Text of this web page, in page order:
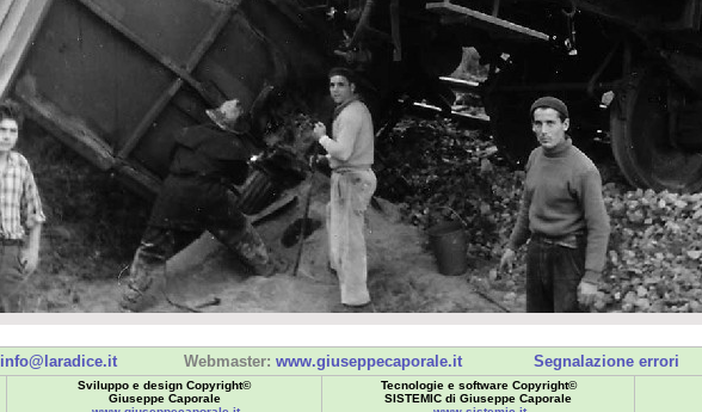
info@laradice.it Webmaster: www.giuseppecaporale.it Segnalazione errori
Sviluppo e design Copyright©
Giuseppe Caporale
Tecnologie e software Copyright©
SISTEMIC di Giuseppe Caporale